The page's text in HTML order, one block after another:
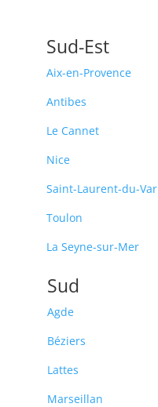
Sud-Est
Aix-en-Provence
Antibes
Le Cannet
Nice
Saint-Laurent-du-Var
Toulon
La Seyne-sur-Mer
Sud
Agde
Béziers
Lattes
Marseillan